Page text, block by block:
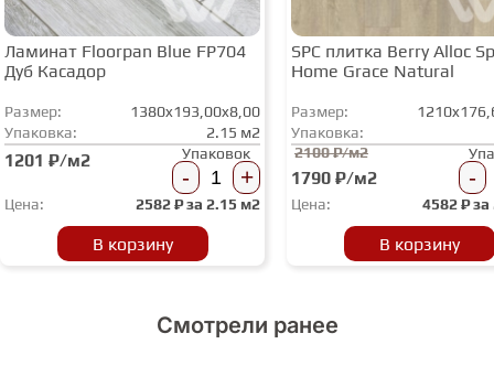
Ламинат Floorpan Blue FP704
Дуб Касадор
Размер:
1380x193,00x8,00
Упаковка:
2.15 м2
1201 ₽/м2 Упаковок
- +
Цена: 2582₽ за 2.15 м2
В корзину
SPC плитка Berry Alloc
Home Grace Natural
Размер:
Упаковка:
2100 ₽/м2
1790 ₽/м2 -
Цена: 4582₽ за
В корзину
Смотрели ранее